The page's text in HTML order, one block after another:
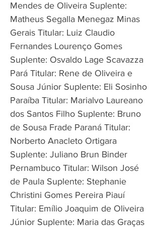
Mendes de Oliveira Suplente:
Matheus Segalla Menegaz Minas
Gerais Titular: Luiz Claudio
Fernandes Lourenço Gomes
Suplente: Osvaldo Lage Scavazza
Pará Titular: Rene de Oliveira e
Sousa Júnior Suplente: Eli Sosinho
Paraíba Titular: Marialvo Laureano
dos Santos Filho Suplente: Bruno
de Sousa Frade Paraná Titular:
Norberto Anacleto Ortigara
Suplente: Juliano Brun Binder
Pernambuco Titular: Wilson José
de Paula Suplente: Stephanie
Christini Gomes Pereira Piauí
Titular: Emílio Joaquim de Oliveira
Júnior Suplente: Maria das Graças